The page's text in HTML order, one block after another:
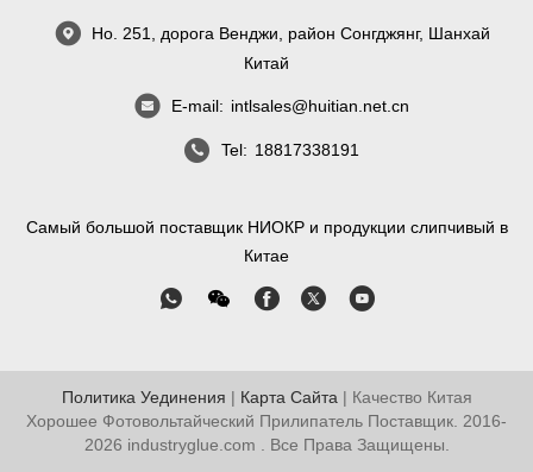
Но. 251, дорога Венджи, район Сонгджянг, Шанхай
Китай
E-mail: intlsales@huitian.net.cn
Tel: 18817338191
Самый большой поставщик НИОКР и продукции слипчивый в
Китае
Политика Уединения | Карта Сайта | Качество Китая
Хорошее Фотовольтайческий Прилипатель Поставщик. 2016-
2026 industryglue.com . Все Права Защищены.